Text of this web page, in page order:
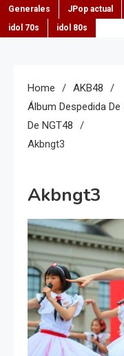
Generales
JPop actual
idol 70s
idol 80s
Home
AKB48
Álbum Despedida
De NGT48
Akbngt3
Akbngt3